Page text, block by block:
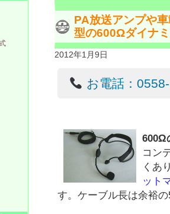
PA放送アンプや
型の600Ωダイナ
2012年1月9日
お電話：
600Ω
コン
くあ
ット
す。ケーブル長は余裕